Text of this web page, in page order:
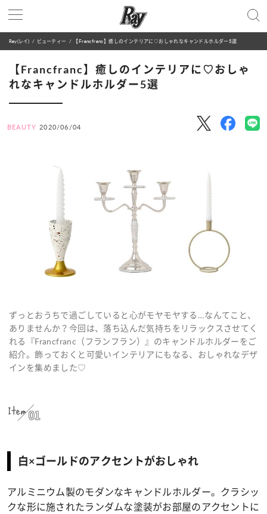
Ray(レイ) ビューティー 【Francfranc】癒しのインテリアに♡おしゃれなキャンドルホルダー5選
【Francfranc】癒しのインテリアに♡おしゃ
れなキャンドルホルダー5選
BEAUTY 2020/06/04
ずっとおうちで過ごしていると心がモヤモヤする…なんてこと、
ありませんか？今回は、落ち込んだ気持ちをリラックスさせてく
れる『Francfranc（フランフラン）』のキャンドルホルダーをご
紹介。飾っておくと可愛いインテリアにもなる、おしゃれなデザ
インを集めました♡
Item 01
白×ゴールドのアクセントがおしゃれ
アルミニウム製のモダンなキャンドルホルダー。クラシッ
クな形に施されたランダムな塗装がお部屋のアクセントに